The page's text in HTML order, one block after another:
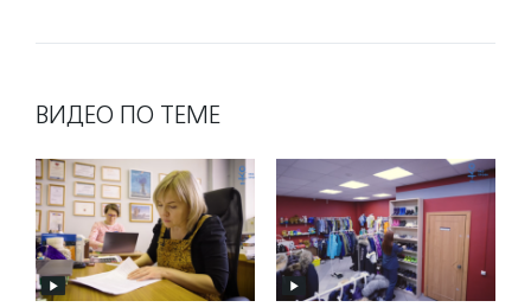
ВИДЕО ПО ТЕМЕ